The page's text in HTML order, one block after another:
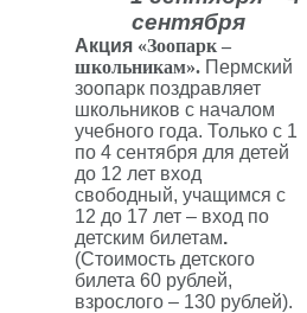
сентября
Акция «Зоопарк –
школьникам». Пермский
зоопарк поздравляет
школьников с началом
учебного года. Только с 1
по 4 сентября для детей
до 12 лет вход
свободный, учащимся с
12 до 17 лет – вход по
детским билетам.
(Стоимость детского
билета 60 рублей,
взрослого – 130 рублей).